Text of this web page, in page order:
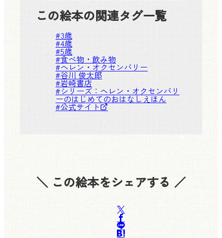
この絵本の関連タグ一覧
#3歳
#4歳
#5歳
#食べ物・飲み物
#ヘレン・オクセンバリー
#谷川 俊太郎
#岩崎書店
#シリーズ： ヘレン・オクセンバリ
ーのはじめてのおはなしえほん
#公式サイト
＼ この絵本をシェアする ／